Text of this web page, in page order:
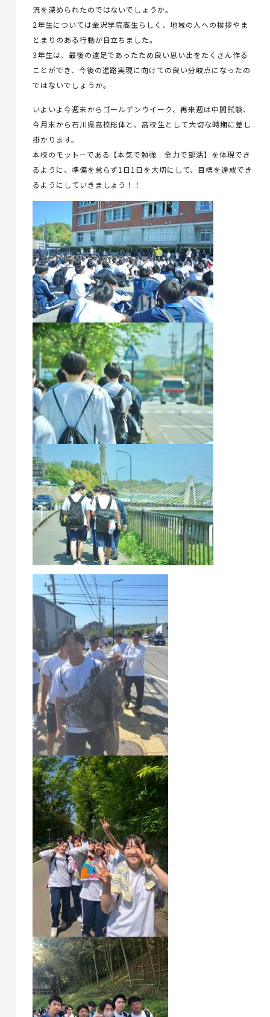
流を深められたのではないでしょうか。
2年生については金沢学院高生らしく、地域の人への挨拶やま
とまりのある行動が目立ちました。
3年生は、最後の遠足であったため良い思い出をたくさん作る
ことができ、今後の進路実現に向けての良い分岐点になったの
ではないでしょうか。
いよいよ今週末からゴールデンウイーク、再来週は中間試験、
今月末から石川県高校総体と、高校生として大切な時期に差し
掛かります。
本校のモットーである【本気で勉強 全力で部活】を体現でき
るように、準備を怠らず1日1日を大切にして、目標を達成でき
るようにしていきましょう！！